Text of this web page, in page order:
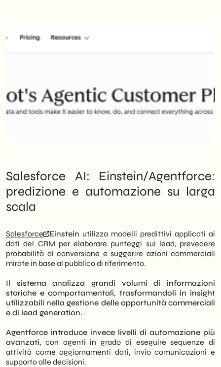
Salesforce AI: Einstein/Agentforce:
predizione e automazione su larga
scala
Salesforce Einstein utilizza modelli predittivi applicati ai
dati del CRM per elaborare punteggi sui lead, prevedere
probabilità di conversione e suggerire azioni commerciali
mirate in base al pubblico di riferimento.
Il sistema analizza grandi volumi di informazioni
storiche e comportamentali, trasformandoli in insight
utilizzabili nella gestione delle opportunità commerciali
e di lead generation.
Agentforce introduce invece livelli di automazione più
avanzati, con agenti in grado di eseguire sequenze di
attività come aggiornamenti dati, invio comunicazioni e
supporto alle decisioni.